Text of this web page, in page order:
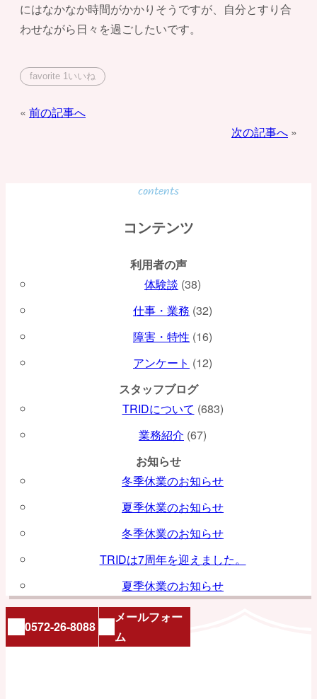
にはなかなか時間がかかりそうですが、自分とすり合
わせながら日々を過ごしたいです。
favorite 1いいね
投
ョ
ン
前の記事へ
次の記事へ
contents
コンテンツ
利用者の声
体験談 (38)
仕事・業務 (32)
障害・特性 (16)
アンケート (12)
スタッフブログ
TRIDについて (683)
業務紹介 (67)
お知らせ
冬季休業のお知らせ
夏季休業のお知らせ
冬季休業のお知らせ
TRIDは7周年を迎えました。
夏季休業のお知らせ
0572-26-8088
メールフォー
ム